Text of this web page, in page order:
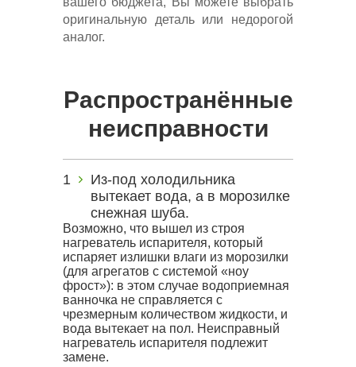
оригинальную деталь или недорогой
аналог.
Распространённые
неисправности
Из-под холодильника
вытекает вода, а в морозилке
снежная шуба.
Возможно, что вышел из строя
нагреватель испарителя, который
испаряет излишки влаги из морозилки
(для агрегатов с системой «ноу
фрост»): в этом случае водоприемная
ванночка не справляется с
чрезмерным количеством жидкости, и
вода вытекает на пол. Неисправный
нагреватель испарителя подлежит
замене.